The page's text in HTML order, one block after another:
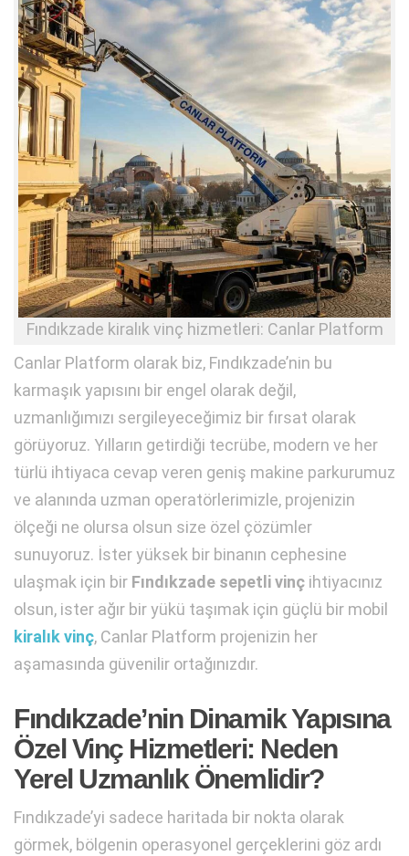
Fındıkzade kiralık vinç hizmetleri: Canlar Platform
Canlar Platform olarak biz, Fındıkzade’nin bu
karmaşık yapısını bir engel olarak değil,
uzmanlığımızı sergileyeceğimiz bir fırsat olarak
görüyoruz. Yılların getirdiği tecrübe, modern ve her
türlü ihtiyaca cevap veren geniş makine parkurumuz
ve alanında uzman operatörlerimizle, projenizin
ölçeği ne olursa olsun size özel çözümler
sunuyoruz. İster yüksek bir binanın cephesine
ulaşmak için bir Fındıkzade sepetli vinç ihtiyacınız
olsun, ister ağır bir yükü taşımak için güçlü bir mobil
kiralık vinç, Canlar Platform projenizin her
aşamasında güvenilir ortağınızdır.
Fındıkzade’nin Dinamik Yapısına
Özel Vinç Hizmetleri: Neden
Yerel Uzmanlık Önemlidir?
Fındıkzade’yi sadece haritada bir nokta olarak
görmek, bölgenin operasyonel gerçeklerini göz ardı